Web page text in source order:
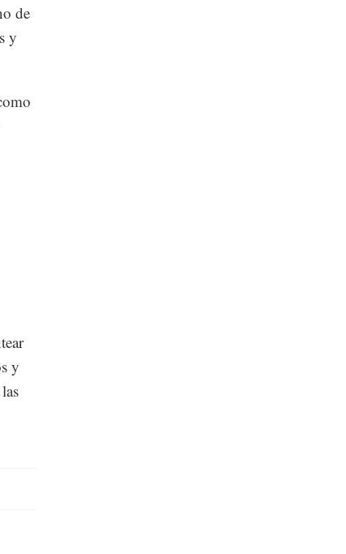
de
y
y